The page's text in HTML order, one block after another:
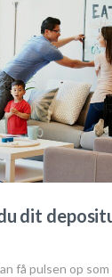
dit
få pulsen op